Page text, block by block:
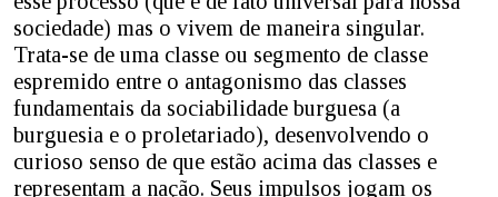
sociedade) mas o vivem de maneira singular.
Trata-se de uma classe ou segmento de classe
espremido entre o antagonismo das classes
fundamentais da sociabilidade burguesa (a
burguesia e o proletariado), desenvolvendo o
curioso senso de que estão acima das classes e
representam a nação. Seus impulsos jogam os